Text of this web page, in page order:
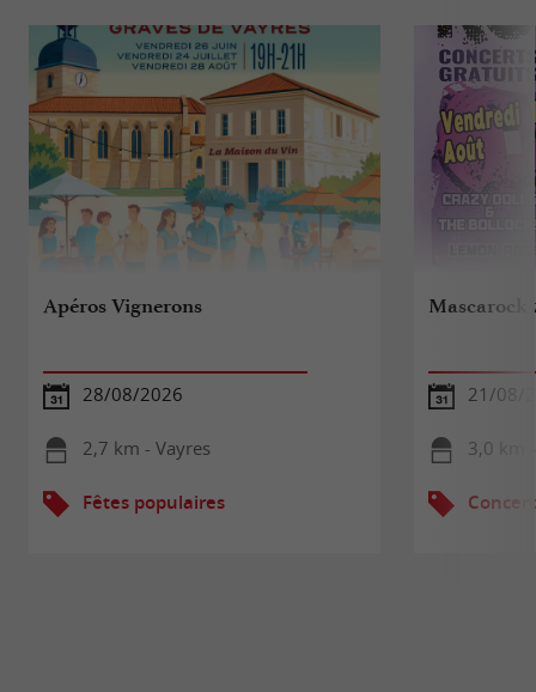
Apéros Vignerons
28/08/2026
2,7 km - Vayres
Fêtes populaires
Mascarock
21/08/
3,0 km